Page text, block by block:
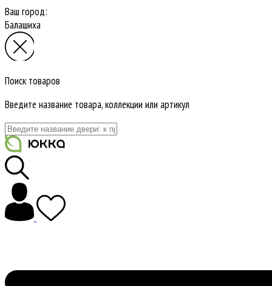
Ваш город:
Балашиха
Поиск товаров
Введите название товара, коллекции или артикул